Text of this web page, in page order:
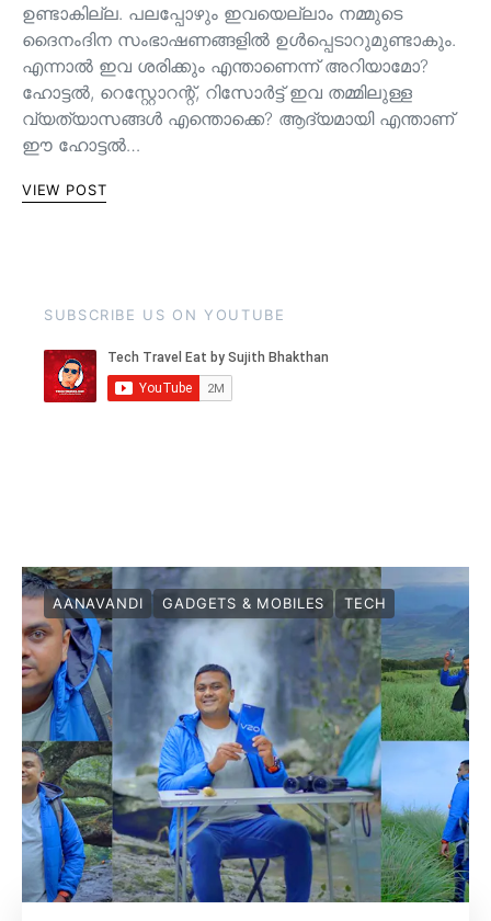
ഉണ്ടാകില്ല. പലപ്പോഴും ഇവയെല്ലാം നമ്മുടെ
ദൈനംദിന സംഭാഷണങ്ങളിൽ ഉൾപ്പെടാറുമുണ്ടാകും.
എന്നാൽ ഇവ ശരിക്കും എന്താണെന്ന് അറിയാമോ?
ഹോട്ടൽ, റെസ്റ്റോറന്റ്, റിസോർട്ട് ഇവ തമ്മിലുള്ള
വ്യത്യാസങ്ങൾ എന്തൊക്കെ? ആദ്യമായി എന്താണ്
ഈ ഹോട്ടൽ…
VIEW POST
SUBSCRIBE US ON YOUTUBE
AANAVANDI GADGETS & MOBILES TECH